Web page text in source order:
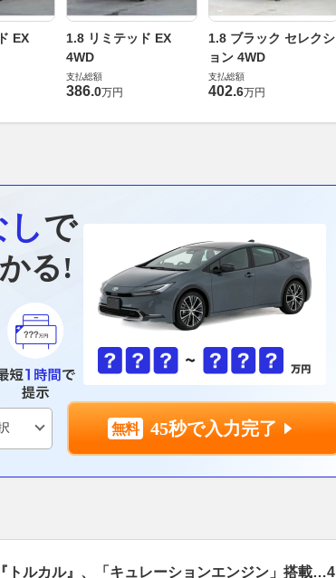
EX
1.8 リミテッド EX
4WD
支払総額
386.0万円
1.8 ブラック セレクシ
ョン 4WD
支払総額
402.6万円
しで
る!
45秒で入力完了
トルカル』、「キュレーションエンジン」搭載…4